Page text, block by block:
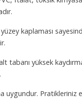
kaplaması
tabanı yüksek
uygundur. Pratikleriniz